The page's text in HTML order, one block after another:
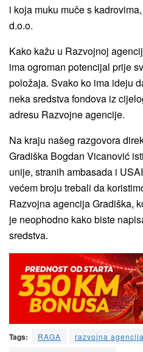
i koja muku muče s
d.o.o.
Kako kažu u Razvojnoj
ima ogroman potencijal prije
položaja. Svako ko ima ideju
neka sredstva fondova iz
adresu Razvojne agencije.
Na kraju našeg razgovora
Gradiška Bogdan Vicanović
unije, stranih ambasada i
većem broju trebali da
Razvojna agencija Gradiška,
je neophodno kako biste
sredstva.
Tags: RAGA
razvojna